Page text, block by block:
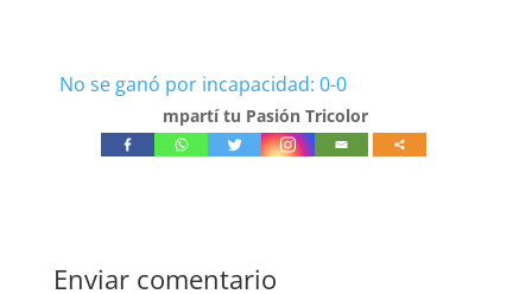
No se ganó por incapacidad: 0-0
mpartí tu Pasión Tricolor
Enviar comentario